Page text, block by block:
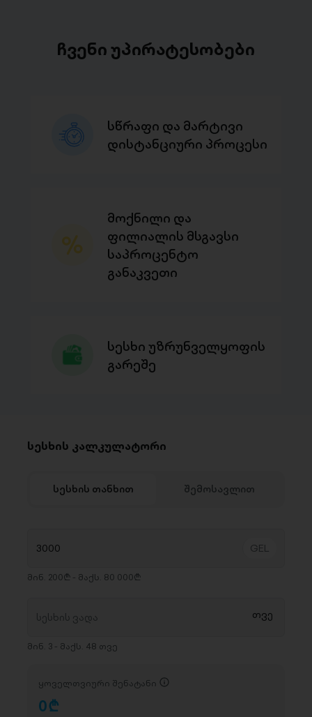
ჩვენი უპირატესობები
სწრაფი და მარტივი
დისტანციური პროცესი
მოქნილი და
ფილიალის მსგავსი
საპროცენტო
განაკვეთი
სესხი უზრუნველყოფის
გარეშე
სესხის კალკულატორი
სესხის თანხით შემოსავლით
მინ. 200₾ - მაქს. 80 000₾
მინ. 3 - მაქს. 48 თვე
ყოველთვიური შენატანი
0D